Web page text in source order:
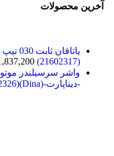
آخرین محصولات
(21602317)
-دیناپارت-(Dina)(21602326)